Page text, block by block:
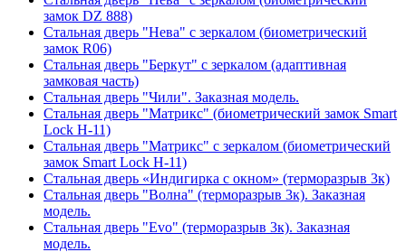
замок DZ 888)
Стальная дверь "Нева" с зеркалом (биометрический
замок R06)
Стальная дверь "Беркут" с зеркалом (адаптивная
замковая часть)
Стальная дверь "Чили". Заказная модель.
Стальная дверь "Матрикс" (биометрический замок Smart
Lock H-11)
Стальная дверь "Матрикс" с зеркалом (биометрический
замок Smart Lock H-11)
Стальная дверь «Индигирка с окном» (терморазрыв 3к)
Стальная дверь "Волна" (терморазрыв 3к). Заказная
модель.
Стальная дверь "Evo" (терморазрыв 3к). Заказная
модель.